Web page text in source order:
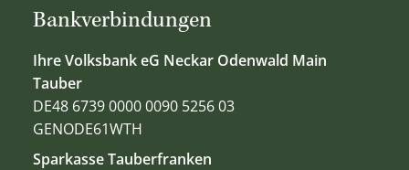
Bankverbindungen
Ihre Volksbank eG Neckar Odenwald Main
Tauber
DE48 6739 0000 0090 5256 03
GENODE61WTH
Sparkasse Tauberfranken